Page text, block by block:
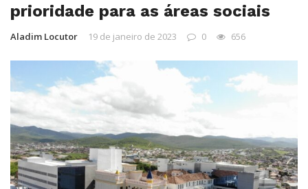
prioridade para as áreas sociais
Aladim Locutor 19 de janeiro de 2023 0 656